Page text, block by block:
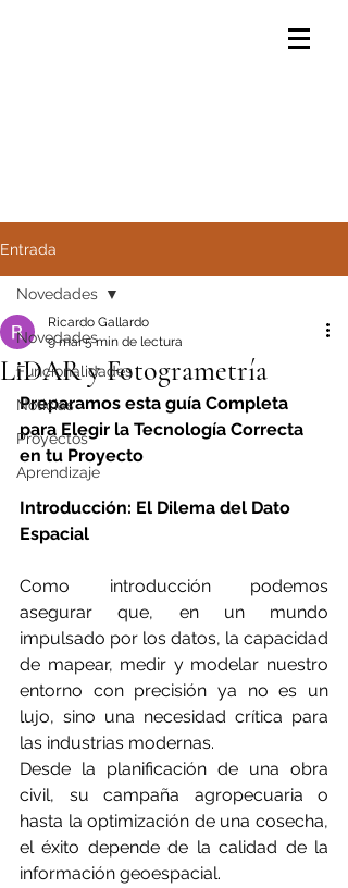
Entrada
Novedades
Funcionalidades
Noticias
Proyectos
Aprendizaje
Novedades
LiDAR y Fotogrametría
Ricardo Gallardo
9 mar5 min de lectura
Preparamos esta guía Completa
para Elegir la Tecnología Correcta
en tu Proyecto
Introducción: El Dilema del Dato
Espacial
Como introducción podemos
asegurar que, en un mundo
impulsado por los datos, la capacidad
de mapear, medir y modelar nuestro
entorno con precisión ya no es un
lujo, sino una necesidad crítica para
las industrias modernas.
Desde la planificación de una obra
civil, su campaña agropecuaria o
hasta la optimización de una cosecha,
el éxito depende de la calidad de la
información geoespacial.